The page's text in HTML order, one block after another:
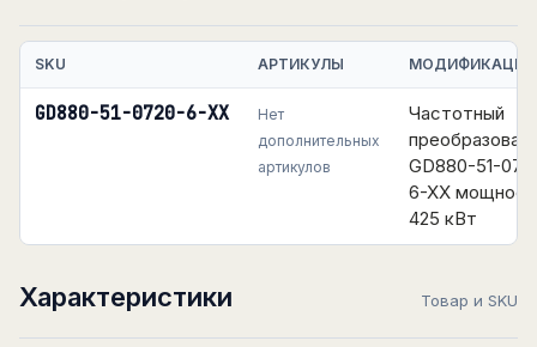
SKU АРТИКУЛЫ МОДИФИКАЦИЯ
GD880-51-0720-6-XX
Нет
дополнительных
артикулов
Частотный
GD880-51-
6-XX
425 кВт
Характеристики Товар и SKU